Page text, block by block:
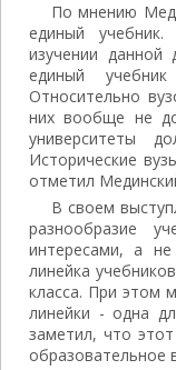
По мнению
единый
изучении
единый
Относительно
них вообще не
университеты
Исторические
отметил
В своем
разнообразие
интересами, а
линейка
класса. При этом
линейки - одна
заметил, что
образовательное